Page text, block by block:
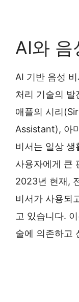
AI와 음
AI 기반 음성
처리 기술의 발
애플의 시리
Assistant), 아
비서는 일상 생
사용자에게 큰
2023년 현재,
비서가 사용되
고 있습니다.
술에 의존하고